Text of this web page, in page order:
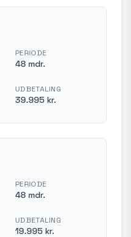
PERIODE
48 mdr.
UDBETALING
39.995 kr.
PERIODE
48 mdr.
UDBETALING
19.995 kr.